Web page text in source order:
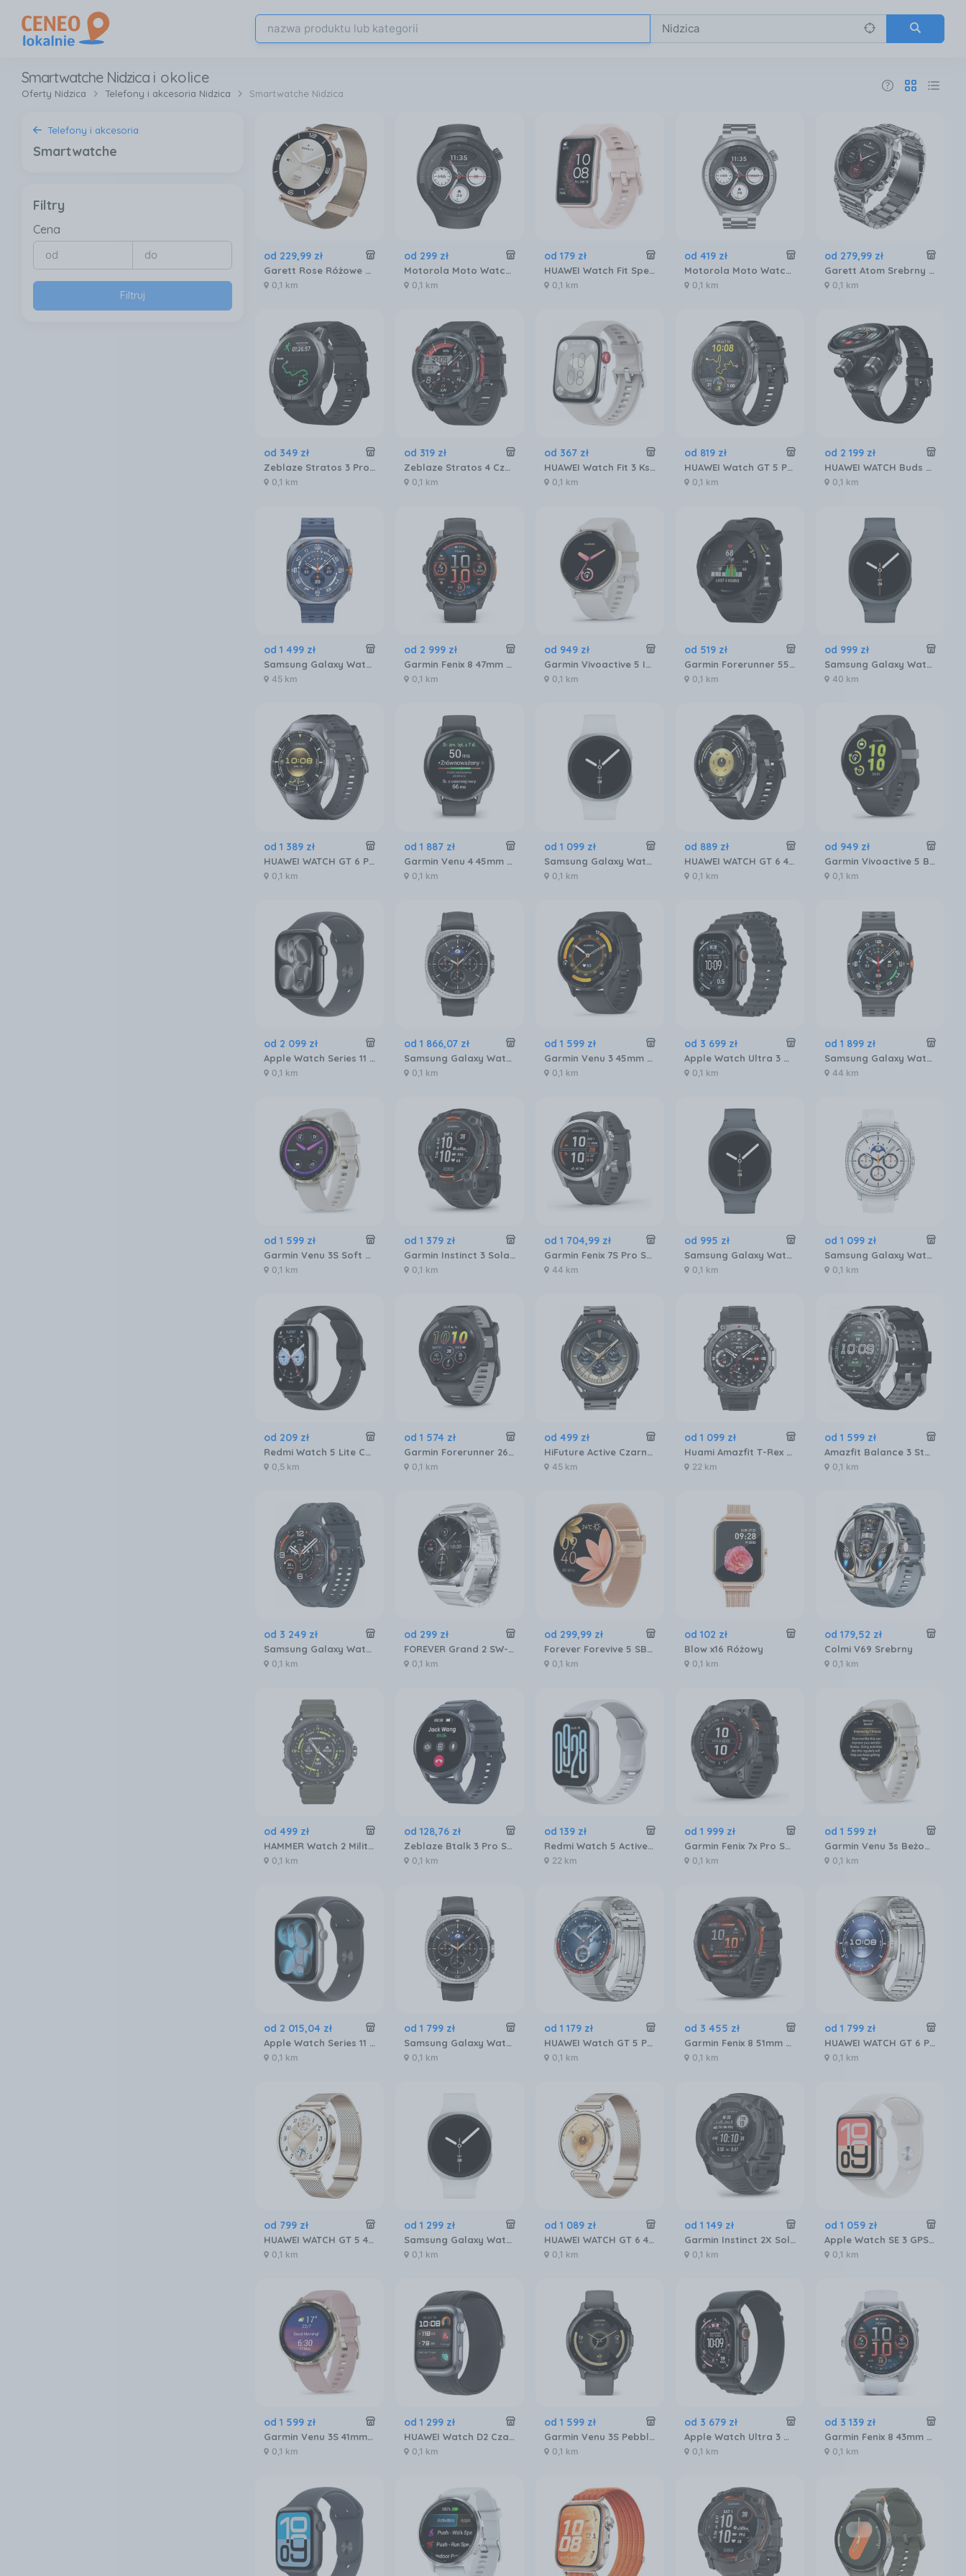
Smartwatche Nidzica i okolice
Oferty Nidzica Telefony i akcesoria Nidzica Smartwatche Nidzica
Telefony i akcesoria
Smartwatche
Filtry
Cena
Filtruj
od 229,99 zł
Garett Rose Różowe złoto mesh
0,1 km
od 299 zł
Motorola Moto Watch Volcanic Ash (Black)
0,1 km
od 179 zł
HUAWEI Watch Fit Special Edition Różowy
0,1 km
od 419 zł
Motorola Moto Watch Stainless Steel (Silver)
0,1 km
od 279,99 zł
Garett Atom Srebrny Stalowy
0,1 km
od 349 zł
Zeblaze Stratos 3 Pro Czarny
0,1 km
od 319 zł
Zeblaze Stratos 4 Czarny
0,1 km
od 367 zł
HUAWEI Watch Fit 3 Księżycowy biały
0,1 km
od 819 zł
HUAWEI Watch GT 5 Pro 46mm Active
0,1 km
od 2 199 zł
HUAWEI WATCH Buds 2 Czarny
0,1 km
od 1 499 zł
Samsung Galaxy Watch Ultra 2025 SM‑R965F LTE 47mm Tytanowy niebieski
45 km
od 2 999 zł
Garmin Fenix 8 47mm Slate grey z czarnym paskiem
0,1 km
od 949 zł
Garmin Vivoactive 5 Ivory (010-02862-11)
0,1 km
od 519 zł
Garmin Forerunner 55 Czarny (0100256210)
0,1 km
od 999 zł
Samsung Galaxy Watch8 SM‑L330ND 44mm Grafitowy
40 km
od 1 389 zł
HUAWEI WATCH GT 6 Pro 46mm Active
0,1 km
od 1 887 zł
Garmin Venu 4 45mm Slate z paskiem silikonowym w kolorze Black
0,1 km
od 1 099 zł
Samsung Galaxy Watch8 SM‑L330NZ 44mm Srebrny
0,1 km
od 889 zł
HUAWEI WATCH GT 6 46mm Active
0,1 km
od 949 zł
Garmin Vivoactive 5 Black 010-02862-10
0,1 km
od 2 099 zł
Apple Watch Series 11 GPS 46mm aluminium onyks pasek sportowy czarny M/L (MEUX4MPA)
0,1 km
od 1 866,07 zł
Samsung Galaxy Watch8 Classic SM‑L500NZ 46mm Czarny
0,1 km
od 1 599 zł
Garmin Venu 3 45mm Grafitowy (0100-2784-01)
0,1 km
od 3 699 zł
Apple Watch Ultra 3 GPS + Cellular 49mm tytan czarny pasek Ocean czarny (MF0J4QPA)
0,1 km
od 1 899 zł
Samsung Galaxy Watch Ultra 2025 SM‑R965F LTE 47mm Tytanowy srebrny
44 km
od 1 599 zł
Garmin Venu 3S Soft Gold z w kolorze Beżowym 0100278504
0,1 km
od 1 379 zł
Garmin Instinct 3 Solar 45mm Czarny 010-02934-00
0,1 km
od 1 704,99 zł
Garmin Fenix 7S Pro Solar Grafitowy (0100277601)
44 km
od 995 zł
Samsung Galaxy Watch8 SM‑L320ND 40mm Grafitowy
0,1 km
od 1 099 zł
Samsung Galaxy Watch8 Classic SM‑L505FZ LTE 46mm Biały
0,1 km
od 209 zł
Redmi Watch 5 Lite Czarny
0,5 km
od 1 574 zł
Garmin Forerunner 265 Czarny (010-02810-10)
0,1 km
od 499 zł
HiFuture Active Czarny (HSSW9BR)
45 km
od 1 099 zł
Huami Amazfit T-Rex 3 Czarny
22 km
od 1 599 zł
Amazfit Balance 3 Stalowy
0,1 km
od 3 249 zł
Samsung Galaxy Watch Ultra2 Tytanowo czarny
0,1 km
od 299 zł
FOREVER Grand 2 SW-710 Srebrny
0,1 km
od 299,99 zł
Forever Forevive 5 SB-365 Różowo-Złoty
0,1 km
od 102 zł
Blow x16 Różowy
0,1 km
od 179,52 zł
Colmi V69 Srebrny
0,1 km
od 499 zł
HAMMER Watch 2 Military Edition Czarno-zielony
0,1 km
od 128,76 zł
Zeblaze Btalk 3 Pro Szary
0,1 km
od 139 zł
Redmi Watch 5 Active Srebrny
22 km
od 1 999 zł
Garmin Fenix 7x Pro Solar Szaro-czarny (0100-2778-01)
0,1 km
od 1 599 zł
Garmin Venu 3s Beżowy (0100278502)
0,1 km
od 2 015,04 zł
Apple Watch Series 11 GPS 46mm aluminium gwiezdna szarość pasek sportowy czarny M/L (MEV44MPA)
0,1 km
od 1 799 zł
Samsung Galaxy Watch8 Classic SM‑L505FZ LTE 46mm Czarny
0,1 km
od 1 179 zł
HUAWEI Watch GT 5 Pro 46mm Elite
0,1 km
od 3 455 zł
Garmin Fenix 8 51mm Slate Gray z Czarnym Paskiem
0,1 km
od 1 799 zł
HUAWEI WATCH GT 6 Pro 46mm Elite
0,1 km
od 799 zł
HUAWEI WATCH GT 5 41mm Elegant
0,1 km
od 1 299 zł
Samsung Galaxy Watch8 SM‑L320NZ 40mm Srebrny
0,1 km
od 1 089 zł
HUAWEI WATCH GT 6 41mm Elegant
0,1 km
od 1 149 zł
Garmin Instinct 2X Solar Grafitowy ( 010-02805-00)
0,1 km
od 1 059 zł
Apple Watch SE 3 GPS 40mm aluminium księżycowa poświata pasek sportowy guma w kolorze księżycowa poświata S/M (MEH34MP/A)
0,1 km
od 1 599 zł
Garmin Venu 3S 41mm Różowy (0100278503)
0,1 km
od 1 299 zł
HUAWEI Watch D2 Czarny
0,1 km
od 1 599 zł
Garmin Venu 3S Pebble Gray 010-02785-00
0,1 km
od 3 679 zł
Apple Watch Ultra 3 GPS + Cellular 49mm tytan czarny opaska Alpine czarna M (MF0V4QPA)
0,1 km
od 3 139 zł
Garmin Fenix 8 43mm Srebrny z białym paskiem
0,1 km